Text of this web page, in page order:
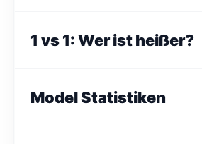
1 vs 1: Wer ist heißer?
Model Statistiken